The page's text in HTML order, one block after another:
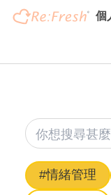
移
個
Hashtag
#情緒管理